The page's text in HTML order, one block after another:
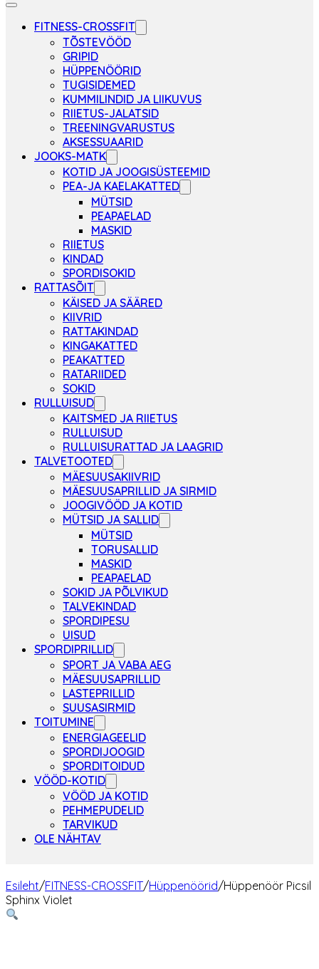
FITNESS-CROSSFIT
TÕSTEVÖÖD
GRIPID
HÜPPENÖÖRID
TUGISIDEMED
KUMMILINDID JA LIIKUVUS
RIIETUS-JALATSID
TREENINGVARUSTUS
AKSESSUAARID
JOOKS-MATK
KOTID JA JOOGISÜSTEEMID
PEA-JA KAELAKATTED
MÜTSID
PEAPAELAD
MASKID
RIIETUS
KINDAD
SPORDISOKID
RATTASÕIT
KÄISED JA SÄÄRED
KIIVRID
RATTAKINDAD
KINGAKATTED
PEAKATTED
RATARIIDED
SOKID
RULLUISUD
KAITSMED JA RIIETUS
RULLUISUD
RULLUISURATTAD JA LAAGRID
TALVETOOTED
MÄESUUSAKIIVRID
MÄESUUSAPRILLID JA SIRMID
JOOGIVÖÖD JA KOTID
MÜTSID JA SALLID
MÜTSID
TORUSALLID
MASKID
PEAPAELAD
SOKID JA PÕLVIKUD
TALVEKINDAD
SPORDIPESU
UISUD
SPORDIPRILLID
SPORT JA VABA AEG
MÄESUUSAPRILLID
LASTEPRILLID
SUUSASIRMID
TOITUMINE
ENERGIAGEELID
SPORDIJOOGID
SPORDITOIDUD
VÖÖD-KOTID
VÖÖD JA KOTID
PEHMEPUDELID
TARVIKUD
OLE NÄHTAV
Esileht/FITNESS-CROSSFIT/Hüppenöörid/Hüppenöör Picsil
Sphinx Violet